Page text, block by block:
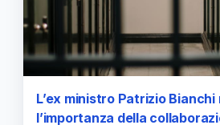
L’ex ministro Patrizio Bianchi
l’importanza della